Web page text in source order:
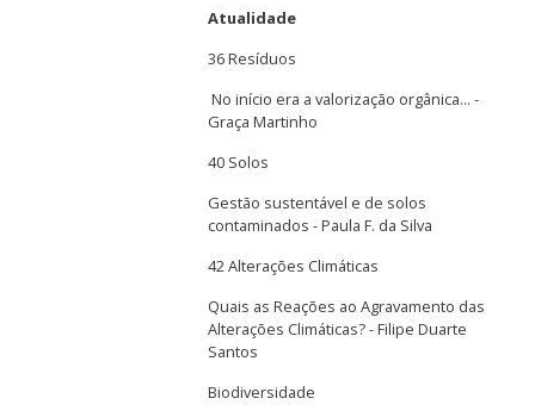
Atualidade
36 Resíduos
No início era a valorização orgânica... -
Graça Martinho
40 Solos
Gestão sustentável e de solos
contaminados - Paula F. da Silva
42 Alterações Climáticas
Quais as Reações ao Agravamento das
Alterações Climáticas? - Filipe Duarte
Santos
Biodiversidade